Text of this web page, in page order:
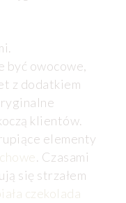
być owocowe,
z dodatkiem
klientów.
elementy
. Czasami
się strzałem
czekolada